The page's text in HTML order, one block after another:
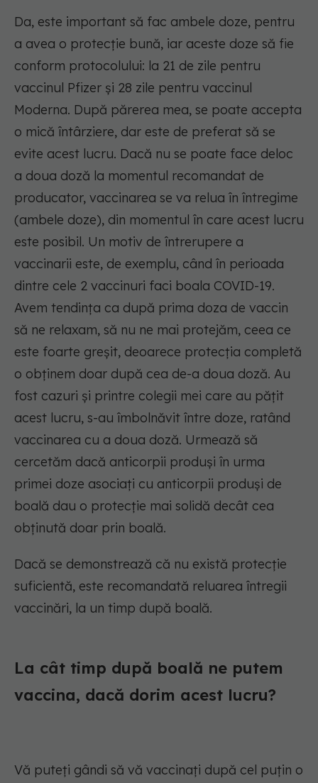
Da, este important să fac ambele doze, pentru
a avea o protecție bună, iar aceste doze să fie
conform protocolului: la 21 de zile pentru
vaccinul Pfizer și 28 zile pentru vaccinul
Moderna. După părerea mea, se poate accepta
o mică întârziere, dar este de preferat să se
evite acest lucru. Dacă nu se poate face deloc
a doua doză la momentul recomandat de
producator, vaccinarea se va relua în întregime
(ambele doze), din momentul în care acest lucru
este posibil. Un motiv de întrerupere a
vaccinarii este, de exemplu, când în perioada
dintre cele 2 vaccinuri faci boala COVID-19.
Avem tendința ca după prima doza de vaccin
să ne relaxam, să nu ne mai protejăm, ceea ce
este foarte greșit, deoarece protecția completă
o obținem doar după cea de-a doua doză. Au
fost cazuri și printre colegii mei care au pățit
acest lucru, s-au îmbolnăvit între doze, ratând
vaccinarea cu a doua doză. Urmează să
cercetăm dacă anticorpii produși în urma
primei doze asociați cu anticorpii produși de
boală dau o protecție mai solidă decât cea
obținută doar prin boală.
Dacă se demonstrează că nu există protecție
suficientă, este recomandată reluarea întregii
vaccinări, la un timp după boală.
La cât timp după boală ne putem
vaccina, dacă dorim acest lucru?
Vă puteți gândi să vă vaccinați după cel puțin o